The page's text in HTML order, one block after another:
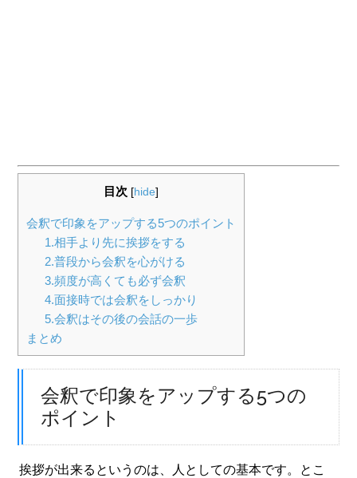
目次 [hide]
会釈で印象をアップする5つのポイント
1.相手より先に挨拶をする
2.普段から会釈を心がける
3.頻度が高くても必ず会釈
4.面接時では会釈をしっかり
5.会釈はその後の会話の一歩
まとめ
会釈で印象をアップする5つの
ポイント
挨拶が出来るというのは、人としての基本です。とこ